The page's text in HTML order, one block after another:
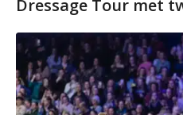
Dressage Tour met